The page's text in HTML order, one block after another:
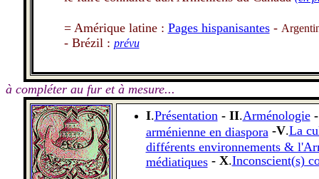
= Amérique latine: Pages hispanisantes-
- Brézil : prévu
à compléter au fur et à mesure...
I.Présentation- II.Arménologie-
arménienne en diaspora -V.La
différents environnements &
médiatiques- X.Inconscient(s)